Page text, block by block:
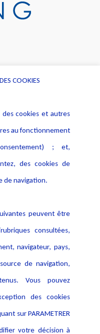
COOKIES
cookies et autres
au fonctionnement
; et,
des cookies de
de navigation.
peuvent être
consultées,
navigateur, pays,
de navigation,
Vous pouvez
des cookies
sur PARAMETRER
votre décision à